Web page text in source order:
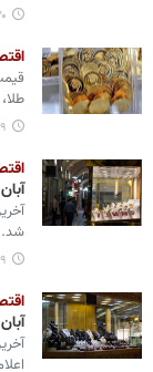
آبان
شد.
آبان